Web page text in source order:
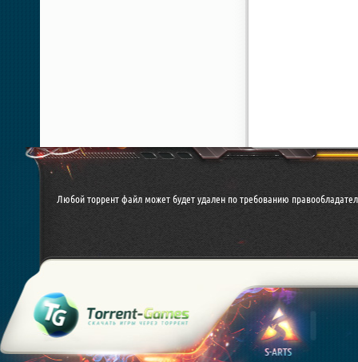
Любой торрент файл может будет удален по требованию